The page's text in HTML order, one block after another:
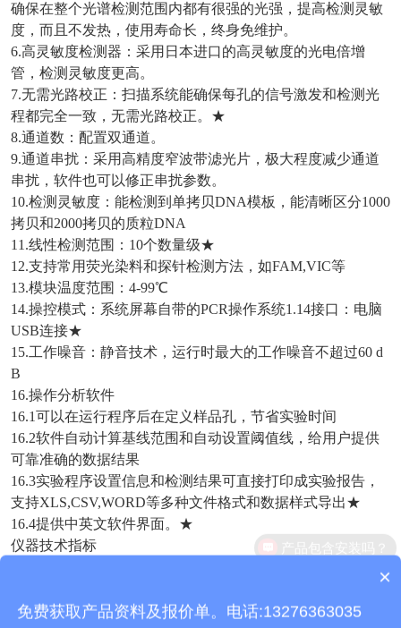
确保在整个光谱检测范围内都有很强的光强，提高检测灵敏
度，而且不发热，使用寿命长，终身免维护。
6.高灵敏度检测器：采用日本进口的高灵敏度的光电倍增
管，检测灵敏度更高。
7.无需光路校正：扫描系统能确保每孔的信号激发和检测光
程都完全一致，无需光路校正。★
8.通道数：配置双通道。
9.通道串扰：采用高精度窄波带滤光片，极大程度减少通道
串扰，软件也可以修正串扰参数。
10.检测灵敏度：能检测到单拷贝DNA模板，能清晰区分1000
拷贝和2000拷贝的质粒DNA
11.线性检测范围：10个数量级★
12.支持常用荧光染料和探针检测方法，如FAM,VIC等
13.模块温度范围：4-99℃
14.操控模式：系统屏幕自带的PCR操作系统1.14接口：电脑
USB连接★
15.工作噪音：静音技术，运行时最大的工作噪音不超过60 d
B
16.操作分析软件
16.1可以在运行程序后在定义样品孔，节省实验时间
16.2软件自动计算基线范围和自动设置阈值线，给用户提供
可靠准确的数据结果
16.3实验程序设置信息和检测结果可直接打印成实验报告，
支持XLS,CSV,WORD等多种文件格式和数据样式导出★
16.4提供中英文软件界面。★
仪器技术指标
重量
5.4Kg
质保时间是多久？
×
免费获取产品资料及报价单。电话:13276363035